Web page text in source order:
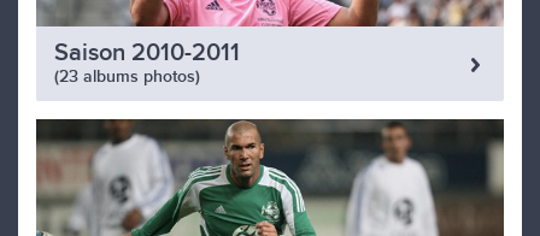
Saison 2010-2011
(23 albums photos)